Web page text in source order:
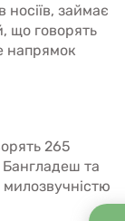
носіїв, займає
що говорять
напрямок
265
Бангладеш та
милозвучністю